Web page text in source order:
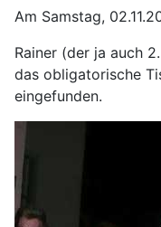
Am Samstag,
Rainer (der ja auch
das obligatorische
eingefunden.